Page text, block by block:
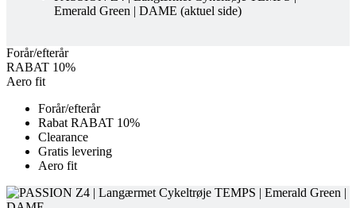
Rabat RABAT 10%
Clearance
Gratis levering